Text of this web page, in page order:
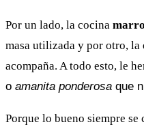
Por un lado, la cocina
masa utilizada y por otro, la
acompaña. A todo esto, le
o amanita ponderosa que
Porque lo bueno siempre se